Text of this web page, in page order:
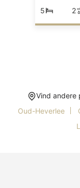
5 2
Vind andere
Oud-Heverlee